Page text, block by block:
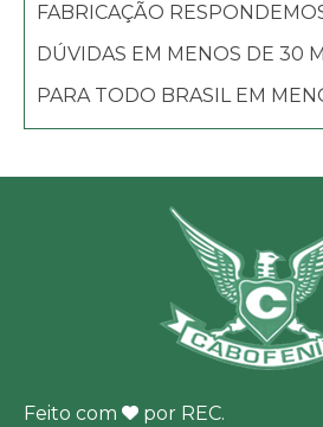
FABRICAÇÃO
DÚVIDAS EM MENOS DE 30
PARA TODO BRASIL EM
Feito com por REC.